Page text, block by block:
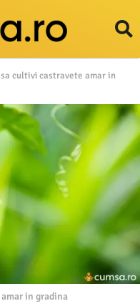
sa cultivi castravete amar in
in gradina